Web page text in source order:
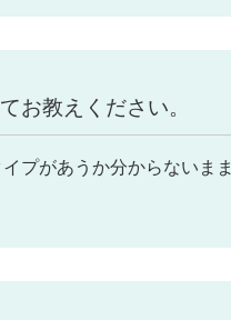
お教えください。
プがあうか分からないま